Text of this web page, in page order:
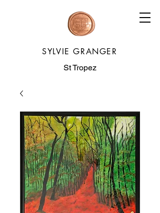
SYLVIE GRANGER
St Tropez